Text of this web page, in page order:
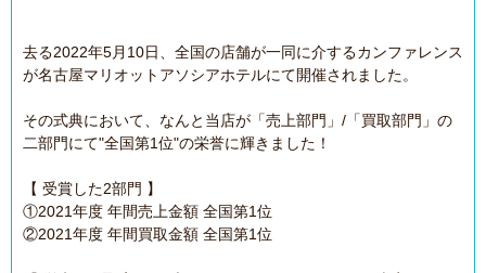
去る2022年5月10日、全国の店舗が一同に介するカンファレンス
が名古屋マリオットアソシアホテルにて開催されました。
その式典において、なんと当店が「売上部門」/「買取部門」の
二部門にて"全国第1位"の栄誉に輝きました！
【 受賞した2部門 】
①2021年度 年間売上金額 全国第1位
②2021年度 年間買取金額 全国第1位